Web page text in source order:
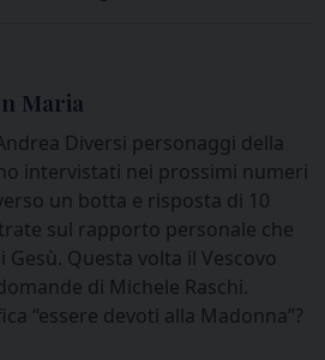
Maria
Diversi personaggi della
intervistati nei prossimi numeri
un botta e risposta di 10
sul rapporto personale che
Questa volta il Vescovo
di Michele Raschi.
“essere devoti alla Madonna”?